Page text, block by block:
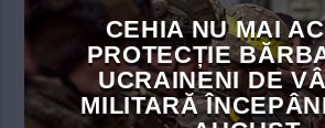
CEHIA NU MAI
PROTECȚIE
UCRAINENI DE
MILITARĂ